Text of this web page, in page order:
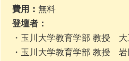
費用： 無料
登壇者：
・玉川大学教育学部 教授 大
・玉川大学教育学部 教授 岩